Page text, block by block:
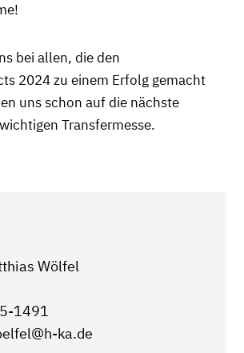
bei allen, die den
2024 zu einem Erfolg gemacht
uns schon auf die nächste
Transfermesse.
Wölfel
1491
ka.de